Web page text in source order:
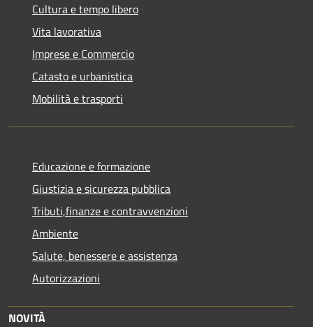
Cultura e tempo libero
Vita lavorativa
Imprese e Commercio
Catasto e urbanistica
Mobilità e trasporti
Educazione e formazione
Giustizia e sicurezza pubblica
Tributi,finanze e contravvenzioni
Ambiente
Salute, benessere e assistenza
Autorizzazioni
NOVITÀ